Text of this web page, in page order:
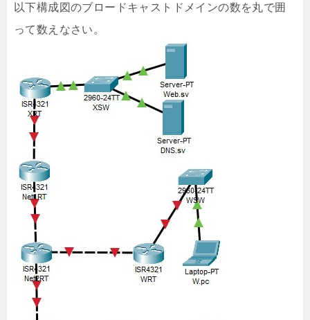
以下構成図のブロードキャストドメインの数を丸で囲
って数えなさい。